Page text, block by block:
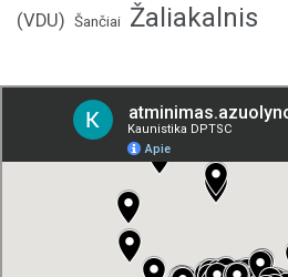
(VDU) Šančiai Žaliakalnis